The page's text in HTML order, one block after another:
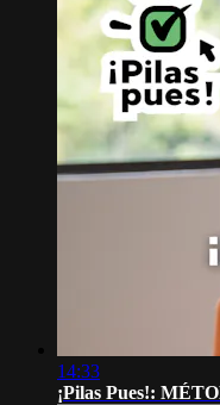
14:33
¡Pilas Pues!: